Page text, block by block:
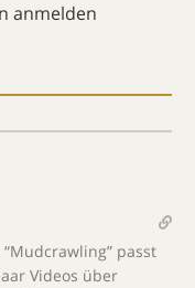
anmelden
passt
Videos über